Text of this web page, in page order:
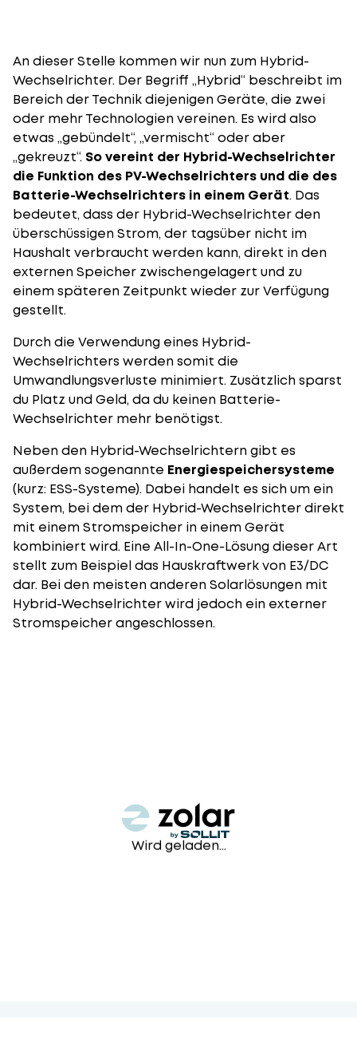
An dieser Stelle kommen wir nun zum Hybrid-
Wechselrichter. Der Begriff „Hybrid“ beschreibt im
Bereich der Technik diejenigen Geräte, die zwei
oder mehr Technologien vereinen. Es wird also
etwas „gebündelt“, „vermischt“ oder aber
„gekreuzt“. So vereint der Hybrid-Wechselrichter
die Funktion des PV-Wechselrichters und die des
Batterie-Wechselrichters in einem Gerät. Das
bedeutet, dass der Hybrid-Wechselrichter den
überschüssigen Strom, der tagsüber nicht im
Haushalt verbraucht werden kann, direkt in den
externen Speicher zwischengelagert und zu
einem späteren Zeitpunkt wieder zur Verfügung
gestellt.
Durch die Verwendung eines Hybrid-
Wechselrichters werden somit die
Umwandlungsverluste minimiert. Zusätzlich sparst
du Platz und Geld, da du keinen Batterie-
Wechselrichter mehr benötigst.
Neben den Hybrid-Wechselrichtern gibt es
außerdem sogenannte Energiespeichersysteme
(kurz: ESS-Systeme). Dabei handelt es sich um ein
System, bei dem der Hybrid-Wechselrichter direkt
mit einem Stromspeicher in einem Gerät
kombiniert wird. Eine All-In-One-Lösung dieser Art
stellt zum Beispiel das Hauskraftwerk von E3/DC
dar. Bei den meisten anderen Solarlösungen mit
Hybrid-Wechselrichter wird jedoch ein externer
Stromspeicher angeschlossen.
Wird geladen...